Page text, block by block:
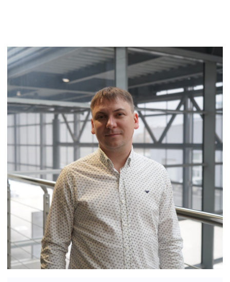
Mercedes-Benz
Porsche
Volkswagen
NORDCROSS (Lynk&Co)
«А-ДРАЙВ» ОФИЦИАЛЬНЫЙ ДИЛЕР
Voyah